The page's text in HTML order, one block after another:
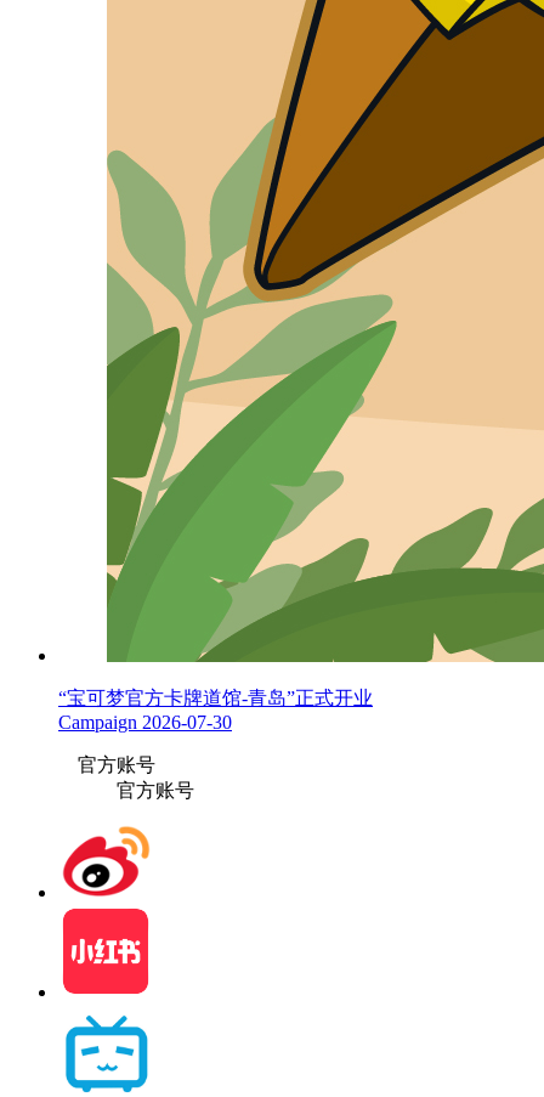
“宝可梦官方卡牌道馆-青岛”正式开业
Campaign 2026-07-30
官方账号
官方账号